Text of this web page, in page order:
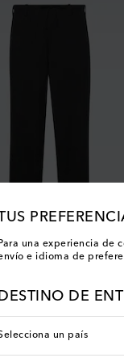
de descuento
Para una experiencia de
e idioma de
DESTINO DE
un país